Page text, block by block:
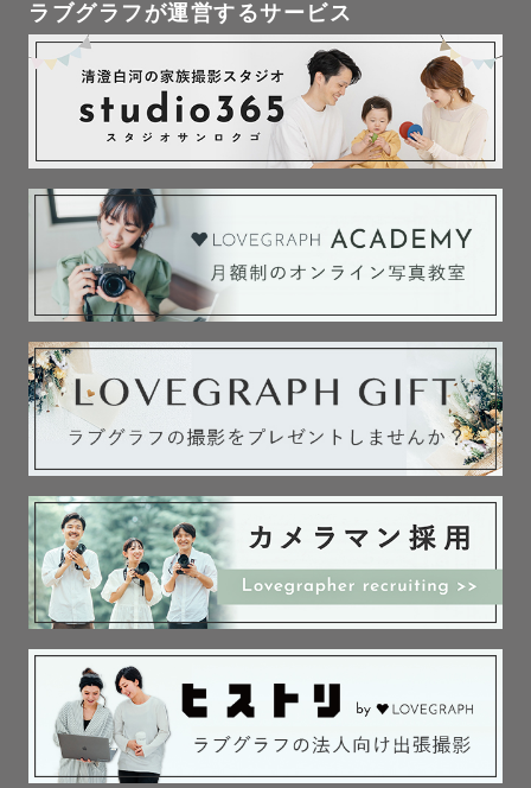
ラブグラフが運営するサービス